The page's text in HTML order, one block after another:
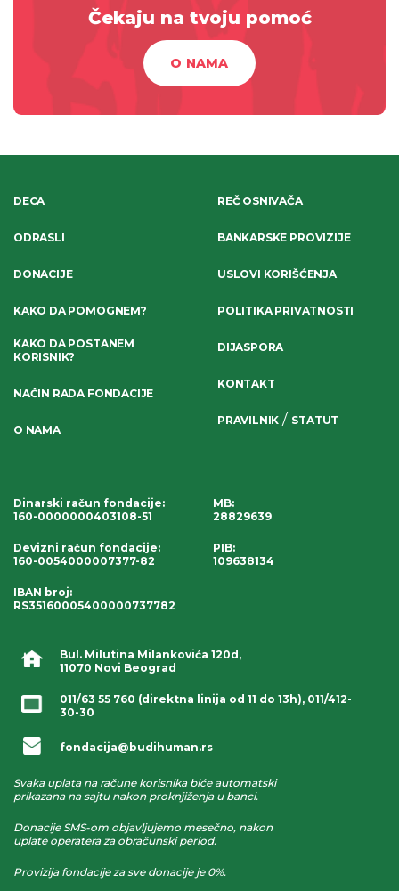
Čekaju na tvoju pomoć
O NAMA
Bul. Milutina Milankovića 120d,
11070 Novi Beograd
011/63 55 760 (direktna linija od 11 do 13h), 011/412-
30-30
fondacija@budihuman.rs
Svaka uplata na račune korisnika biće automatski
prikazana na sajtu nakon proknjiženja u banci.
Donacije SMS-om objavljujemo mesečno, nakon
uplate operatera za obračunski period.
Provizija fondacije za sve donacije je 0%.
DECA
ODRASLI
DONACIJE
KAKO DA POMOGNEM?
KAKO DA POSTANEM
KORISNIK?
NAČIN RADA FONDACIJE
O NAMA
REČ OSNIVAČA
BANKARSKE PROVIZIJE
USLOVI KORIŠĆENJA
POLITIKA PRIVATNOSTI
DIJASPORA
KONTAKT
PRAVILNIK / STATUT
Dinarski račun fondacije:
160-0000000403108-51
Devizni račun fondacije:
160-0054000007377-82
IBAN broj:
RS35160005400000737782
MB:
28829639
PIB:
109638134